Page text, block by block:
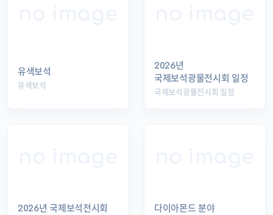
유색보석
유색보석
2026년
국제보석광물전시회 일정
국제보석광물전시회 일정
2026년 국제보석전시회 다이아몬드 분야